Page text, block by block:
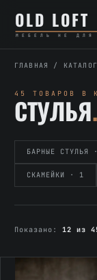
содержимому
содержимому
OLD LOFT
МЕБЕЛЬ НЕ ДЛЯ
ГЛАВНАЯ / КАТАЛОГ
45 ТОВАРОВ В
СТУЛЬЯ.
БАРНЫЕ СТУЛЬЯ
СКАМЕЙКИ · 1
Показано:12 из